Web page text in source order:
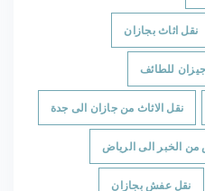
نقل اثاث بجازان
للطائف
نقل الاثاث من جازان الى جدة
الخبر الى الرياض
نقل عفش بجازان